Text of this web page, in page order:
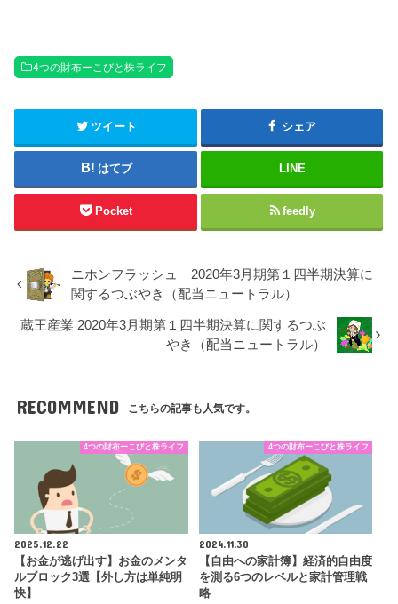
4つの財布ーこびと株ライフ
ツイート シェア
はてブ LINE
Pocket feedly
ニホンフラッシュ 2020年3月期第１四半期決算に
関するつぶやき（配当ニュートラル）
蔵王産業 2020年3月期第１四半期決算に関するつぶ
やき（配当ニュートラル）
RECOMMEND こちらの記事も人気です。
4つの財布ーこびと株ライフ
2025.12.22
【お金が逃げ出す】お金のメンタ
ルブロック3選【外し方は単純明
快】
4つの財布ーこびと株ライフ
2024.11.30
【自由への家計簿】経済的自由度
を測る6つのレベルと家計管理戦
略